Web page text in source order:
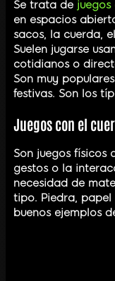
Se trata de juegos
en espacios
sacos, la cuerda,
Suelen jugarse
cotidianos o
Son muy
festivas. Son los
Juegos con el
Son juegos físicos
gestos o la
necesidad de
tipo. Piedra,
buenos ejemplos